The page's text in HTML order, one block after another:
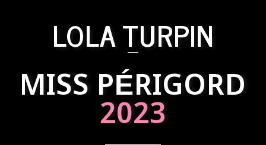
LOLA TURPIN
MISS PÉRIGORD
2023